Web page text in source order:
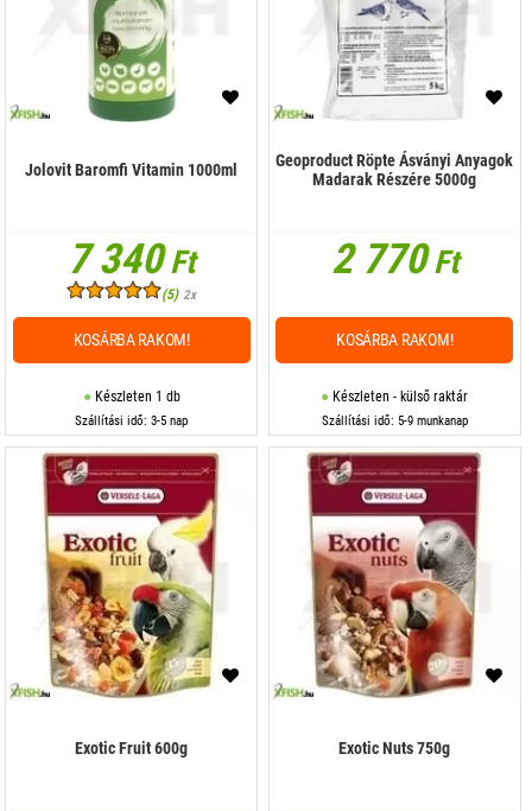
Jolovit Baromfi Vitamin 1000ml
7 340Ft
(5) 2x
Készleten 1 db
Szállítási idő: 3-5 nap
KOSÁRBA RAKOM!
Geoproduct Röpte Ásványi Anyagok
Madarak Részére 5000g
2 770Ft
Készleten - külső raktár
Szállítási idő: 5-9 munkanap
KOSÁRBA RAKOM!
Exotic Fruit 600g Exotic Nuts 750g